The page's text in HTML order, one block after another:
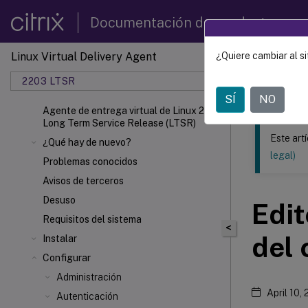
Documentación de productos
Linux Virtual Delivery Agent
2203 LTSR
Agente de entrega virtual de Linux 2203
Long Term Service Release (LTSR)
¿Qué hay de nuevo?
Problemas conocidos
Avisos de terceros
Desuso
Requisitos del sistema
Instalar
Configurar
Administración
Autenticación
Este
<
Este
legal)
del
April 10,
¿Quiere cambiar al
SÍ NO